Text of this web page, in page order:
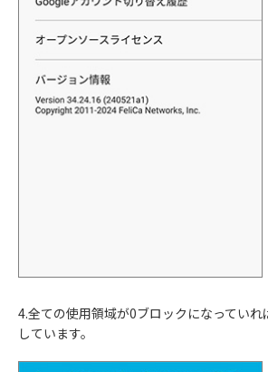
4.全ての使用領域が0ブロックになっていれ
しています。